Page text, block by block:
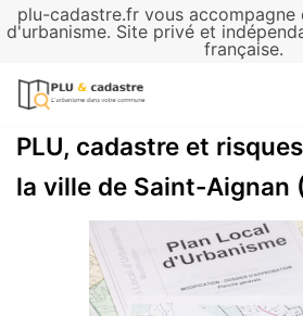
plu-cadastre.fr vous accompagne
d'urbanisme. Site privé et
française.
Aller
contenu
PLU, cadastre et
la ville de Saint-Aignan